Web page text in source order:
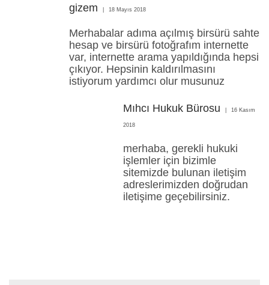
gizem 18 Mayıs 2018
Merhabalar adıma açılmış birsürü sahte
hesap ve birsürü fotoğrafım internette
var, internette arama yapıldığında hepsi
çıkıyor. Hepsinin kaldırılmasını
istiyorum yardımcı olur musunuz
Mıhcı Hukuk Bürosu 16 Kasım
2018
merhaba, gerekli hukuki
işlemler için bizimle
sitemizde bulunan iletişim
adreslerimizden doğrudan
iletişime geçebilirsiniz.